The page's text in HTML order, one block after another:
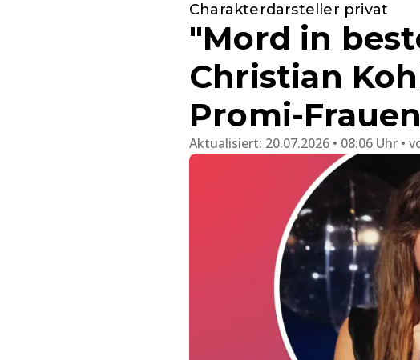
Charakterdarsteller privat
"Mord in
Christian
Promi-
Aktualisiert: 20.07.2026 • 08:06 Uhr